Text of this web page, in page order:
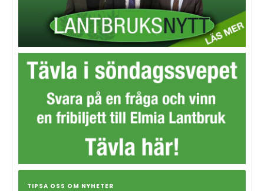
TIPSA OSS OM NYHETER